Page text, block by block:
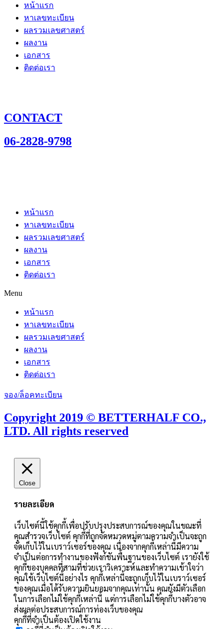
หน้าแรก
หาเลขทะเบียน
ผลรวมเลขศาสตร์
ผลงาน
เอกสาร
ติดต่อเรา
CONTACT
06-2828-9798
หน้าแรก
หาเลขทะเบียน
ผลรวมเลขศาสตร์
ผลงาน
เอกสาร
ติดต่อเรา
Menu
หน้าแรก
หาเลขทะเบียน
ผลรวมเลขศาสตร์
ผลงาน
เอกสาร
ติดต่อเรา
จอง/ล็อคทะเบียน
Copyright 2019 © BETTERHALF CO.,
LTD. All rights reserved
Close
รายละเอียด
เว็บไซต์นี้ใช้คุกกี้เพื่อปรับปรุงประสบการณ์ของคุณในขณะที่
คุณสำรวจเว็บไซต์ คุกกี้ที่ถูกจัดหมวดหมู่ตามความจำเป็นจะถูก
จัดเก็บไว้ในเบราว์เซอร์ของคุณ เนื่องจากคุกกี้เหล่านี้มีความ
จำเป็นต่อการทำงานของฟังก์ชันพื้นฐานของเว็บไซต์ เรายังใช้
คุกกี้ของบุคคลที่สามที่ช่วยเราวิเคราะห์และทำความเข้าใจว่า
คุณใช้เว็บไซต์นี้อย่างไร คุกกี้เหล่านี้จะถูกเก็บไว้ในเบราว์เซอร์
ของคุณเมื่อได้รับความยินยอมจากคุณเท่านั้น คุณยังมีตัวเลือก
ในการเลือกไม่ใช้คุกกี้เหล่านี้ แต่การเลือกไม่ใช้คุกกี้บางตัวอาจ
ส่งผลต่อประสบการณ์การท่องเว็บของคุณ
คุกกี้ที่จำเป็นต้องเปิดใช้งาน